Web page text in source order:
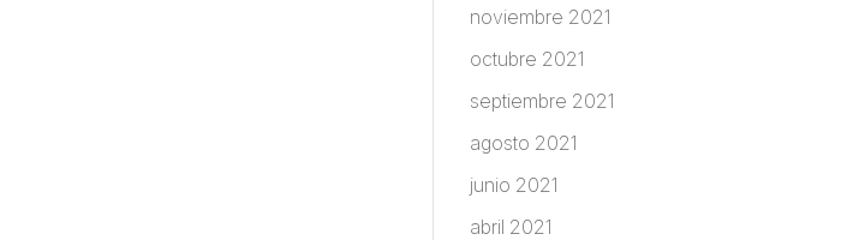
noviembre 2021
octubre 2021
septiembre 2021
agosto 2021
junio 2021
abril 2021